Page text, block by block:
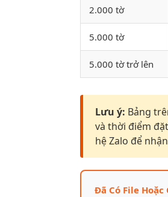
2.000 tờ
5.000 tờ
5.000 tờ trở lên
Lưu ý: Bảng
và thời điểm
hệ Zalo để
Đã Có File Hoặc